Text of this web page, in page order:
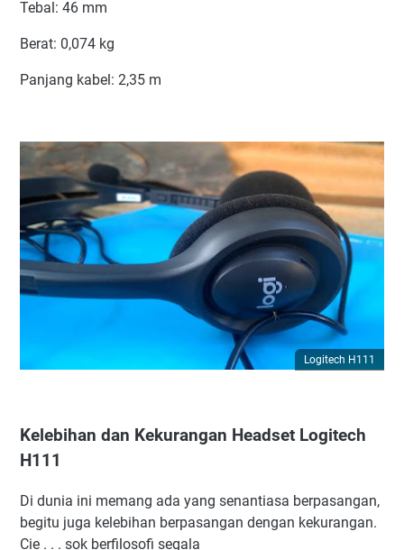
Tebal: 46 mm
Berat: 0,074 kg
Panjang kabel: 2,35 m
Logitech H111
Kelebihan dan Kekurangan Headset Logitech
H111
Di dunia ini memang ada yang senantiasa berpasangan,
begitu juga kelebihan berpasangan dengan kekurangan.
Cie . . . sok berfilosofi segala